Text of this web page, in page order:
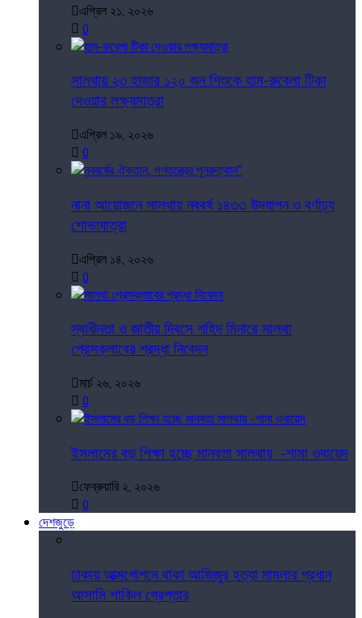
এপ্রিল ২১, ২০২৬
0
সালথায় ২৩ হাজার ১২০ জন শিশুকে হাম-রুবেলা টিকা
দেওয়ার লক্ষ্যমাত্রা
এপ্রিল ১৯, ২০২৬
0
নানা আয়োজনে সালথায় নববর্ষ ১৪৩৩ উদযাপন ও বর্ণাঢ্য
শোভাযাত্রা
এপ্রিল ১৪, ২০২৬
0
স্বাধীনতা ও জাতীয় দিবসে শহিদ মিনারে সালথা
প্রেসক্লাবের শ্রদ্ধা নিবেদন
মার্চ ২৬, ২০২৬
0
ইসলামের বড় শিক্ষা হচ্ছে মানবতা সালথায় -শামা ওবায়েদ
ফেব্রুয়ারি ২, ২০২৬
0
দেশজুড়ে
ঢাকায় আত্মগোপনে থাকা আজিজুর হত্যা মামলার প্রধান
আসামি শাকিল গ্রেপ্তার